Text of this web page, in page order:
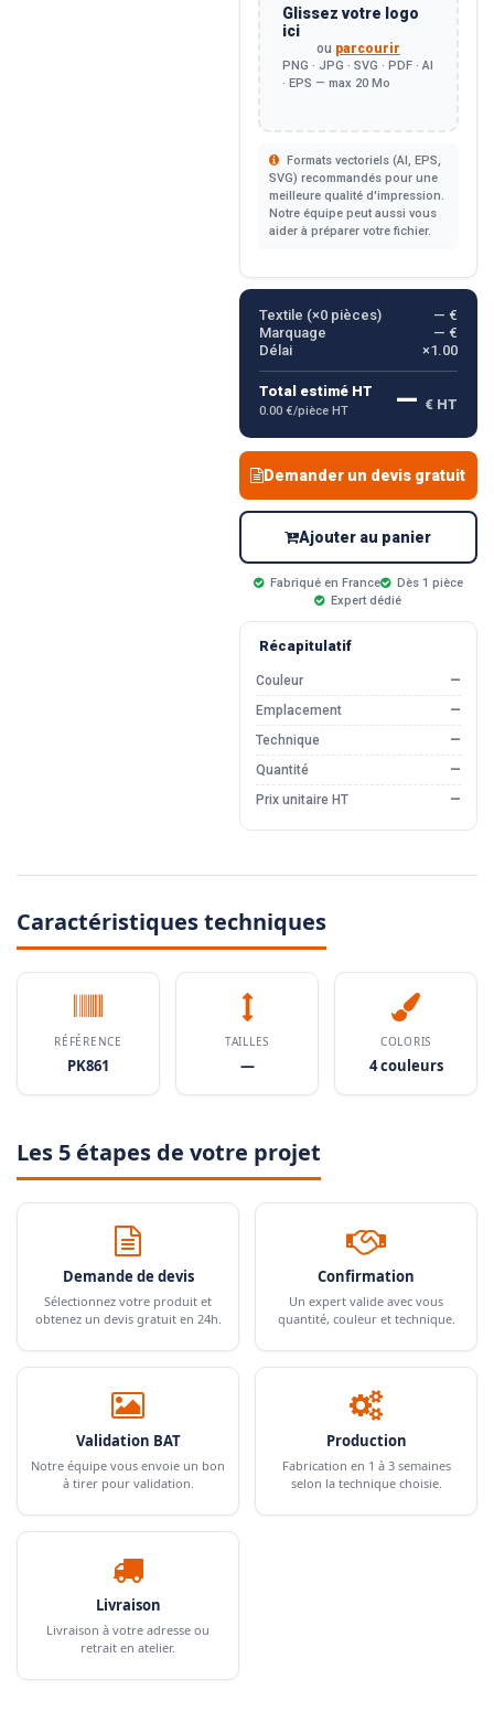
Glissez votre logo
ici
ou parcourir
PNG · JPG · SVG · PDF · AI
· EPS — max 20 Mo
Formats vectoriels (AI, EPS,
SVG) recommandés pour une
meilleure qualité d'impression.
Notre équipe peut aussi vous
aider à préparer votre fichier.
Textile (×0pièces)
— €
Marquage
— €
Délai
×1.00
Total estimé HT
0.00 €/pièce HT — € HT
Demander un devis gratuit
Ajouter au panier
Fabriqué en France
Dès 1 pièce
Expert dédié
Récapitulatif
Couleur
—
Emplacement
—
Technique
—
Quantité
—
Prix unitaire HT
—
Caractéristiques techniques
RÉFÉRENCE
PK861
TAILLES
—
COLORIS
4 couleurs
Les 5 étapes de votre projet
Demande de devis
Sélectionnez votre produit et
obtenez un devis gratuit en 24h.
Confirmation
Un expert valide avec vous
quantité, couleur et technique.
Validation BAT
Notre équipe vous envoie un bon
à tirer pour validation.
Production
Fabrication en 1 à 3 semaines
selon la technique choisie.
Livraison
Livraison à votre adresse ou
retrait en atelier.